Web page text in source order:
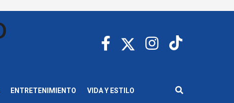
ENTRETENIMIENTO VIDA Y ESTILO